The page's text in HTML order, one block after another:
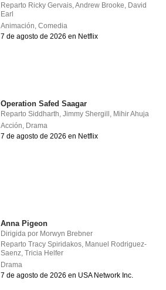
Reparto Ricky Gervais,Andrew Brooke, David
Earl
Animación,Comedia
7 de agosto de 2026 en Netflix
Operation Safed Saagar
RepartoSiddharth,Jimmy Shergill , Mihir Ahuja
Acción, Drama
7 de agosto de 2026 en Netflix
Anna Pigeon
Dirigida por Morwyn Brebner
RepartoTracy Spiridakos Manuel Rodriguez-
Saenz ,Tricia Helfer
Drama
7 de agosto de 2026 en USA Network Inc.